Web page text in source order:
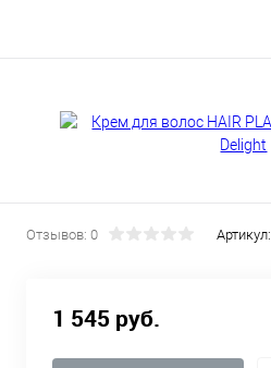
Отзывов: 0 Артикул:
1 545 руб.